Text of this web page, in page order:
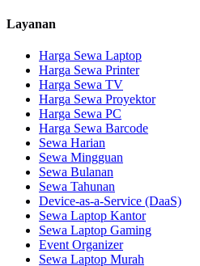
Layanan
Harga Sewa Laptop
Harga Sewa Printer
Harga Sewa TV
Harga Sewa Proyektor
Harga Sewa PC
Harga Sewa Barcode
Sewa Harian
Sewa Mingguan
Sewa Bulanan
Sewa Tahunan
Device-as-a-Service (DaaS)
Sewa Laptop Kantor
Sewa Laptop Gaming
Event Organizer
Sewa Laptop Murah